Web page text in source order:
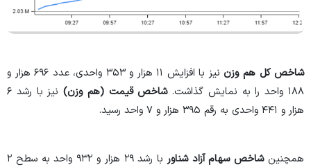
شاخص کل هم وزن
نیز با افزایش ۱۱ هزار و ۳۵۳ واحدی، عدد ۶۹۶ هزار و
۱۸۸ واحد را به نمایش گذاشت.
شاخص قیمت (هم وزن)
نیز با رشد ۶
هزار و ۴۴۱ واحدی به رقم ۳۹۵ هزار و ۷ واحد رسید.
همچنینشاخص سهام آزاد شناور
با رشد ۲۹ هزار و ۹۳۲ واحد به سطح ۲